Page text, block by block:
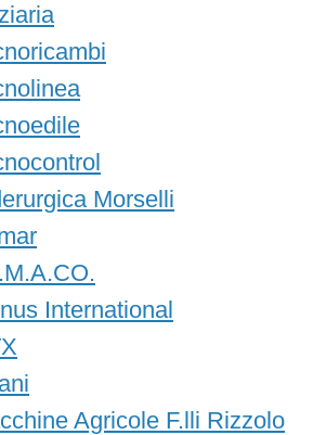
Morselli
International
Agricole F.lli Rizzolo